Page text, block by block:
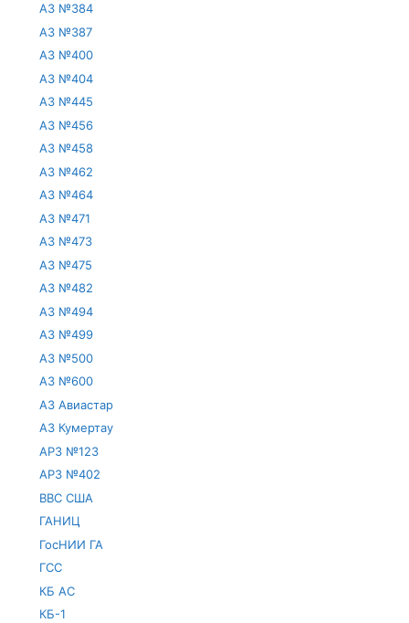
АЗ №384
АЗ №387
АЗ №400
АЗ №404
АЗ №445
АЗ №456
АЗ №458
АЗ №462
АЗ №464
АЗ №471
АЗ №473
АЗ №475
АЗ №482
АЗ №494
АЗ №499
АЗ №500
АЗ №600
АЗ Авиастар
АЗ Кумертау
АРЗ №123
АРЗ №402
ВВС США
ГАНИЦ
ГосНИИ ГА
ГСС
КБ АС
КБ-1